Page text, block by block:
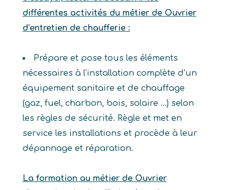
différentes activités du métier de Ouvrier
d’entretien de chaufferie :
Prépare et pose tous les éléments
nécessaires à l’installation complète d’un
équipement sanitaire et de chauffage
(gaz, fuel, charbon, bois, solaire …) selon
les règles de sécurité. Règle et met en
service les installations et procède à leur
dépannage et réparation.
La formation au métier de Ouvrier